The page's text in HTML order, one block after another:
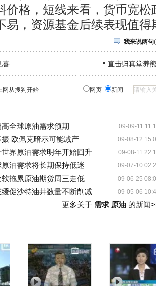
价格，短线来看，货币宽松
易，资源基金后续表现值得
我来说两句(
喜 直击归真堂养
网从搜狗开始 网页 新闻
09-09-11
全球原油需求预期
09-08-12
欧佩克暗示可能减产
09-08-11
界原油需求明年开始回升
09-07-10
油需求将长期保持低迷
09-06-25
拖累原油期货周三走低
09-05-06
促沙特油井数量不断削减
更多关于 需求 原油的新闻